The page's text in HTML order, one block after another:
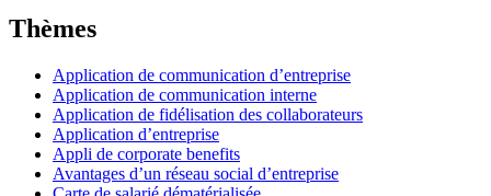
Thèmes
Application de communication d’entreprise
Application de communication interne
Application de fidélisation des collaborateurs
Application d’entreprise
Appli de corporate benefits
Avantages d’un réseau social d’entreprise